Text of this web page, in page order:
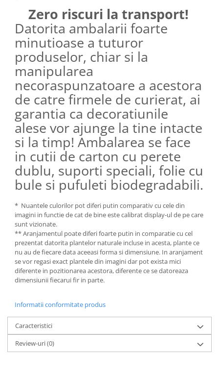
Zero riscuri la transport!
Datorita ambalarii foarte
minutioase a tuturor
produselor, chiar si la
manipularea
necoraspunzatoare a acestora
de catre firmele de curierat, ai
garantia ca decoratiunile
alese vor ajunge la tine intacte
si la timp! Ambalarea se face
in cutii de carton cu perete
dublu, suporti speciali, folie cu
bule si pufuleti biodegradabili.
* Nuantele culorilor pot diferi putin comparativ cu cele din
imagini in functie de cat de bine este calibrat display-ul de pe care
sunt vizionate.
** Aranjamentul poate diferi foarte putin in comparatie cu cel
prezentat datorita plantelor naturale incluse in acesta, plante ce
nu au de fiecare data aceeasi forma si dimensiune. In aranjament
se vor regasi exact plantele din imagini dar pot exista mici
diferente in pozitionarea acestora, diferente ce se datoreaza
dimensiunii fiecarui fir in parte.
Informatii conformitate produs
Caracteristici
Review-uri(0)